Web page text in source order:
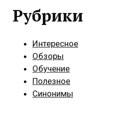
Рубрики
Интересное
Обзоры
Обучение
Полезное
Синонимы